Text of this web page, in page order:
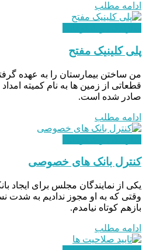
ادامه مطلب
پلی کلینیک مفتح
من ساختن بیمارستان را به عهده
قطعاتی از زمین ها به نام کمیته
صادر شده است.
ادامه مطلب
کنترل بانک های خصوصی
یکی از نمایندگان مجلس برای ایجاد
وقتی که به او مجوز ندادیم به
بازهم کوتاه نیامدم.
ادامه مطلب